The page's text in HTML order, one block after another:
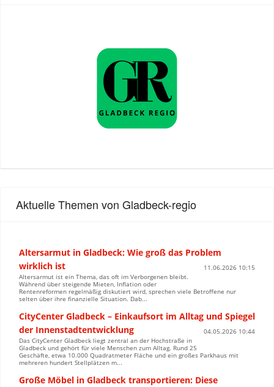
Aktuelle Themen von Gladbeck-regio
Altersarmut in Gladbeck: Wie groß das Problem
wirklich ist
11.06.2026 10:15
Altersarmut ist ein Thema, das oft im Verborgenen bleibt.
Während über steigende Mieten, Inflation oder
Rentenreformen regelmäßig diskutiert wird, sprechen viele Betroffene nur
selten über ihre finanzielle Situation. Dab...
CityCenter Gladbeck – Einkaufsort im Alltag und Spiegel
der Innenstadtentwicklung
04.05.2026 10:44
Das CityCenter Gladbeck liegt zentral an der Hochstraße in
Gladbeck und gehört für viele Menschen zum Alltag. Rund 25
Geschäfte, etwa 10.000 Quadratmeter Fläche und ein großes Parkhaus mit
mehreren hundert Stellplätzen m...
Große Möbel in Gladbeck transportieren: Diese